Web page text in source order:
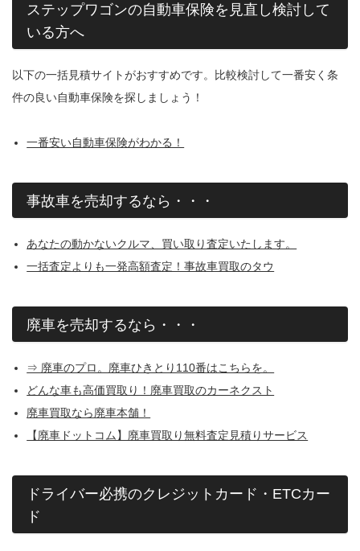
ステップワゴンの自動車保険を見直し検討して
いる方へ
以下の一括見積サイトがおすすめです。比較検討して一番安く条
件の良い自動車保険を探しましょう！
一番安い自動車保険がわかる！
事故車を売却するなら・・・
あなたの動かないクルマ、買い取り査定いたします。
一括査定よりも一発高額査定！事故車買取のタウ
廃車を売却するなら・・・
⇒ 廃車のプロ。廃車ひきとり110番はこちらを。
どんな車も高価買取り！廃車買取のカーネクスト
廃車買取なら廃車本舗！
【廃車ドットコム】廃車買取り無料査定見積りサービス
ドライバー必携のクレジットカード・ETCカー
ド